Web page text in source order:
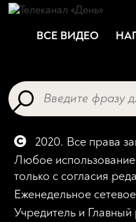
ВСЕ ВИДЕО
2020. Все права
Любое
только с согласия
Еженедельное
Учредитель и